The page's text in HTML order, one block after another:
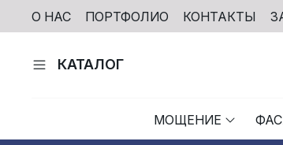
О НАС ПОРТФОЛИО КОНТАКТЫ
КАТАЛОГ
МОЩЕНИЕ